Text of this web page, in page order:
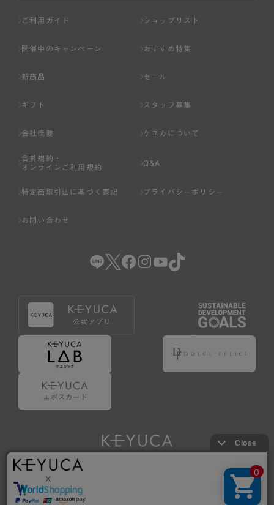
ページへの入力、または弊社が別途指定する方法に従って
基づき判断した場合は、弊社は、その登録を取り消すこと
のいずれかの事由に該当する場合は、その登録を拒否し、
または事前に通知することなく一旦なされた登録を取り消
いる場合。
（5） その他、本規約または個別規定に違反した場合。
4.会員登録が取り消された場合においても、当該会員は、
弊社とのお取引等により既に発生した支払義務等の取引上
の義務および本規約上の義務の履行責任を免れないものと
します。
5.仮登録とは、ケユカが提供するアプリ等でサービスを利
用するための簡易的な会員登録（以下「仮登録」といいま
6.仮登録をすることで、第9条のポイント付与を受けるこ
とができます。
7.仮登録状態はポイントの利用は行えず、第3条1項の通り
に登録完了することでポイント利用が行えるようになりま
す。
ご利用ガイド ショップリスト
開催中のキャンペーン おすすめ特集
新商品 セール
ギフト スタッフ募集
会社概要 ケユカについて
会員規約・
オンラインご利用規約
Q&A
特定商取引法に基づく表記 プライバシーポリシー
お問い合わせ
Copyright © KAWAJUN Co., Ltd. All Rights Reserved.